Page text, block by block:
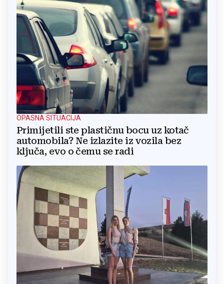
OPASNA SITUACIJA
Primijetili ste plastičnu bocu uz kotač
automobila? Ne izlazite iz vozila bez
ključa, evo o čemu se radi